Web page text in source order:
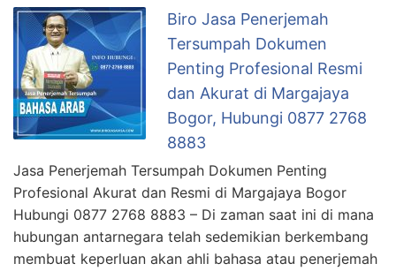
Biro Jasa Penerjemah
Tersumpah Dokumen
Penting Profesional Resmi
dan Akurat di Margajaya
Bogor, Hubungi 0877 2768
8883
Jasa Penerjemah Tersumpah Dokumen Penting
Profesional Akurat dan Resmi di Margajaya Bogor
Hubungi 0877 2768 8883 – Di zaman saat ini di mana
hubungan antarnegara telah sedemikian berkembang
membuat keperluan akan ahli bahasa atau penerjemah